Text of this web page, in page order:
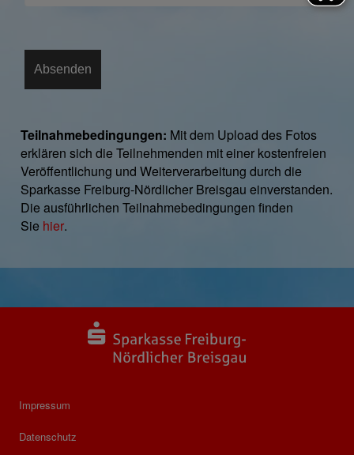
Teilnahmebedingungen: Mit dem Upload des Fotos
erklären sich die Teilnehmenden mit einer kostenfreien
Veröffentlichung und Weiterverarbeitung durch die
Sparkasse Freiburg-Nördlicher Breisgau einverstanden.
Die ausführlichen Teilnahmebedingungen finden
Sie hier.
Impressum
Datenschutz